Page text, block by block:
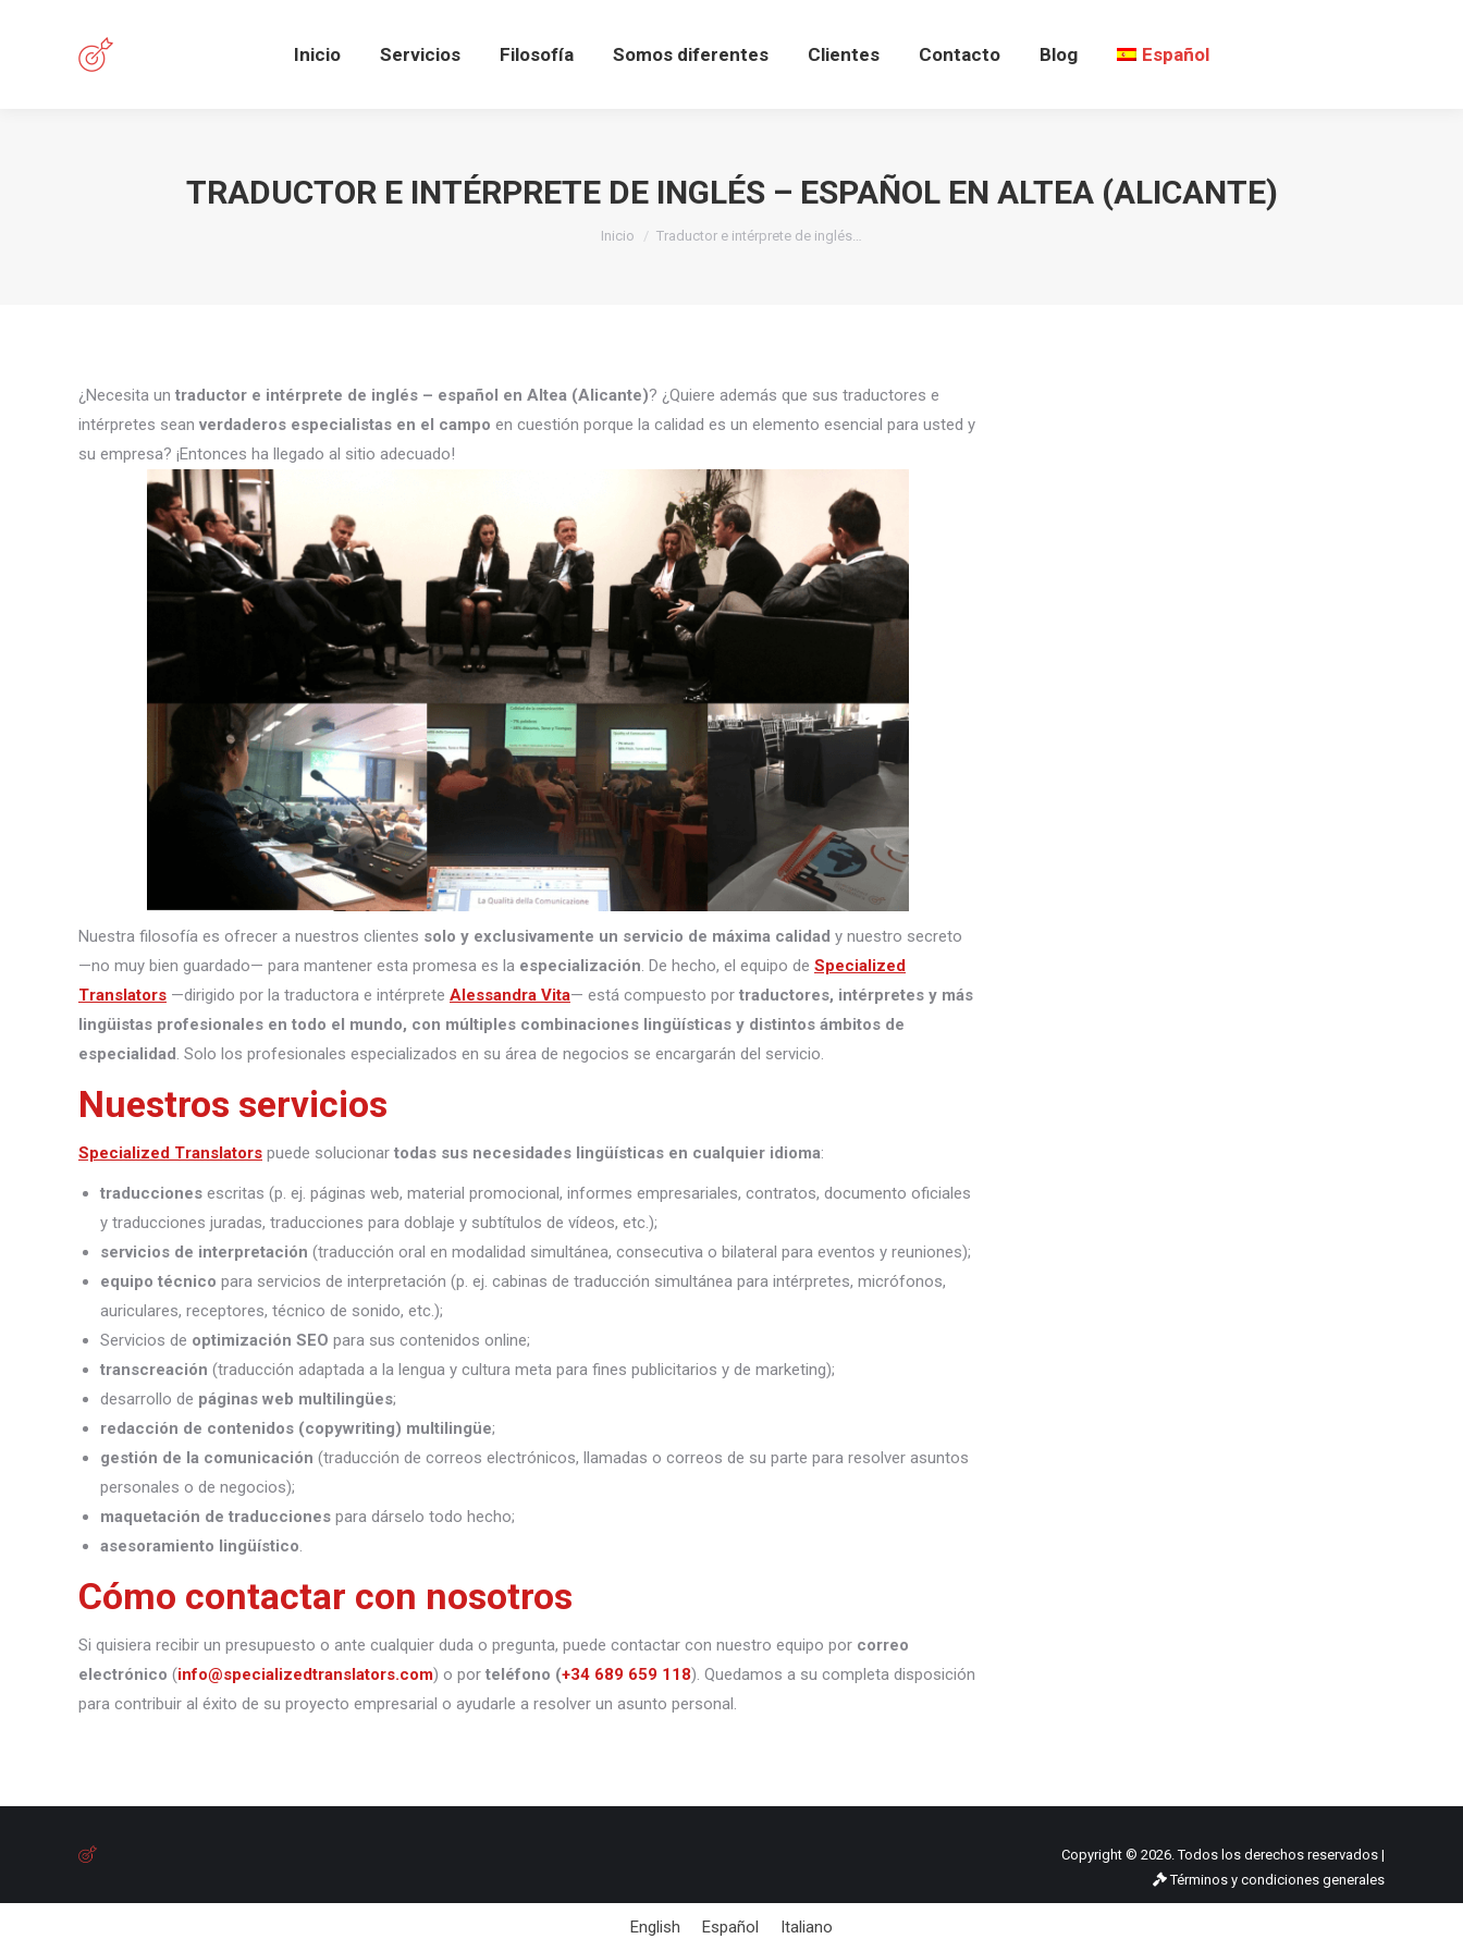
Inicio Servicios Filosofía Somos diferentes Clientes Contacto Blog Español
TRADUCTOR E INTÉRPRETE DE INGLÉS – ESPAÑOL EN ALTEA (ALICANTE)
Estás aquí:
Inicio Traductor e intérprete de inglés…
¿Necesita un traductor e intérprete de inglés – español en Altea (Alicante)? ¿Quiere además que sus traductores e
intérpretes sean verdaderos especialistas en el campo en cuestión porque la calidad es un elemento esencial para usted y
su empresa? ¡Entonces ha llegado al sitio adecuado!
Nuestra filosofía es ofrecer a nuestros clientes solo y exclusivamente un servicio de máxima calidad y nuestro secreto
—no muy bien guardado— para mantener esta promesa es la especialización . De hecho, el equipo de Specialized
Translators —dirigido por la traductora e intérprete Alessandra Vita— está compuesto por traductores, intérpretes y más
lingüistas profesionales en todo el mundo, con múltiples combinaciones lingüísticas y distintos ámbitos de
especialidad . Solo los profesionales especializados en su área de negocios se encargarán del servicio.
Nuestros servicios
Specialized Translators puede solucionar todas sus necesidades lingüísticas en cualquier idioma:
traducciones escritas (p. ej. páginas web, material promocional, informes empresariales, contratos, documento oficiales
y traducciones juradas, traducciones para doblaje y subtítulos de vídeos, etc.);
servicios de interpretación (traducción oral en modalidad simultánea, consecutiva o bilateral para eventos y reuniones);
equipo técnico para servicios de interpretación (p. ej. cabinas de traducción simultánea para intérpretes, micrófonos,
auriculares, receptores, técnico de sonido, etc.);
Servicios de optimización SEO para sus contenidos online;
transcreación (traducción adaptada a la lengua y cultura meta para fines publicitarios y de marketing);
desarrollo de páginas web multilingües;
redacción de contenidos (copywriting) multilingüe;
gestión de la comunicación (traducción de correos electrónicos, llamadas o correos de su parte para resolver asuntos
personales o de negocios);
maquetación de traducciones para dárselo todo hecho;
asesoramiento lingüístico
Cómo contactar con nosotros
Si quisiera recibir un presupuesto o ante cualquier duda o pregunta, puede contactar con nuestro equipo por correo
electrónico (info@specializedtranslators.com) o por teléfono (+34 689 659 118). Quedamos a su completa disposición
para contribuir al éxito de su proyecto empresarial o ayudarle a resolver un asunto personal.
Copyright © 2026. Todos los derechos reservados |
Términos y condiciones generales
English Español Italiano